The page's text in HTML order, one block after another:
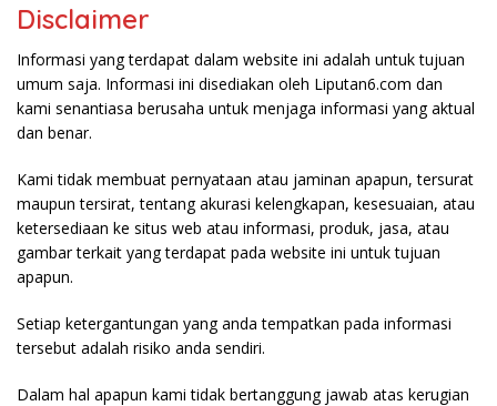
Disclaimer
Informasi yang terdapat dalam website ini adalah untuk tujuan
umum saja. Informasi ini disediakan oleh Liputan6.com dan
kami senantiasa berusaha untuk menjaga informasi yang aktual
dan benar.
Kami tidak membuat pernyataan atau jaminan apapun, tersurat
maupun tersirat, tentang akurasi kelengkapan, kesesuaian, atau
ketersediaan ke situs web atau informasi, produk, jasa, atau
gambar terkait yang terdapat pada website ini untuk tujuan
apapun.
Setiap ketergantungan yang anda tempatkan pada informasi
tersebut adalah risiko anda sendiri.
Dalam hal apapun kami tidak bertanggung jawab atas kerugian